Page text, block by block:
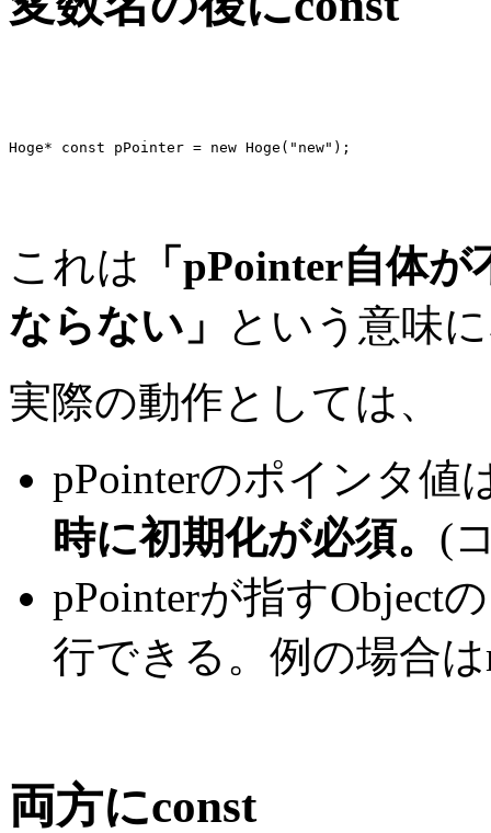
これは 「pPointer自体
ならない」
という意味
実際の動作としては、
pPointerのポインタ値
時に初期化が必須。 (
pPointerが指すObject
行できる。例の場合
両方にconst